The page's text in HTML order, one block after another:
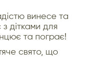
винесе та
дітками для
та пограє!
свято, що